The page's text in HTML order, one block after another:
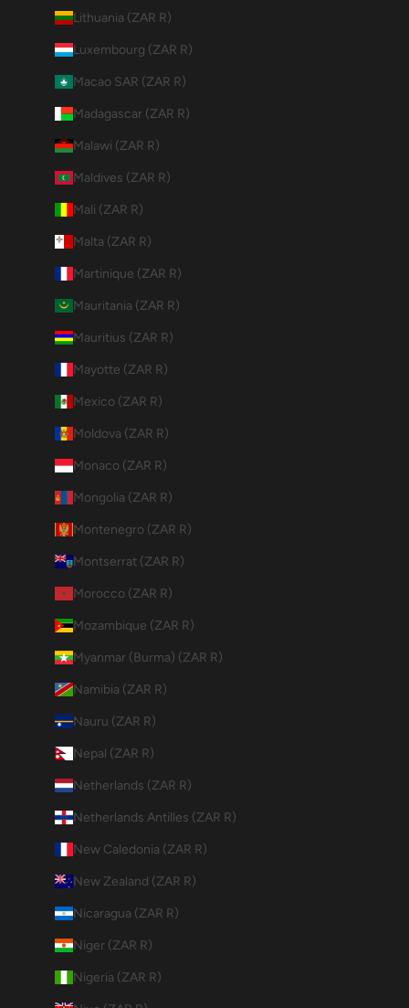
Lithuania (ZAR R)
Luxembourg (ZAR R)
Macao SAR (ZAR R)
Madagascar (ZAR R)
Malawi (ZAR R)
Maldives (ZAR R)
Mali (ZAR R)
Malta (ZAR R)
Martinique (ZAR R)
Mauritania (ZAR R)
Mauritius (ZAR R)
Mayotte (ZAR R)
Mexico (ZAR R)
Moldova (ZAR R)
Monaco (ZAR R)
Mongolia (ZAR R)
Montenegro (ZAR R)
Montserrat (ZAR R)
Morocco (ZAR R)
Mozambique (ZAR R)
Myanmar (Burma) (ZAR R)
Namibia (ZAR R)
Nauru (ZAR R)
Nepal (ZAR R)
Netherlands (ZAR R)
Netherlands Antilles (ZAR R)
New Caledonia (ZAR R)
New Zealand (ZAR R)
Nicaragua (ZAR R)
Niger (ZAR R)
Nigeria (ZAR R)